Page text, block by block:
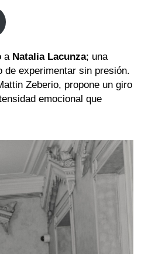
a Natalia Lacunza; una
experimentar sin presión.
Zeberio, propone un giro
emocional que